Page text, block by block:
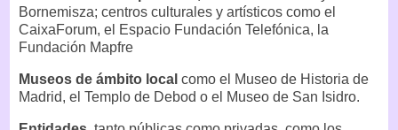
Bornemisza; centros culturales y artísticos como el
CaixaForum, el Espacio Fundación Telefónica, la
Fundación Mapfre
Museos de ámbito local como el Museo de Historia de
Madrid, el Templo de Debod o el Museo de San Isidro.